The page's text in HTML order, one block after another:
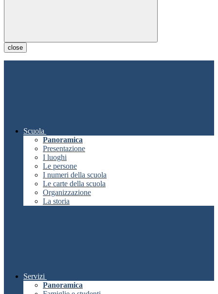
close
Scuola
Panoramica
Presentazione
I luoghi
Le persone
I numeri della scuola
Le carte della scuola
Organizzazione
La storia
Servizi
Panoramica